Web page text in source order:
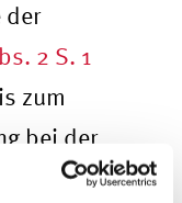
der
2 S. 1
zum
bei der